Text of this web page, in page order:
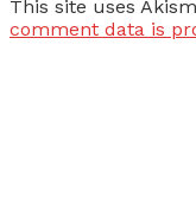
This site uses
comment data is